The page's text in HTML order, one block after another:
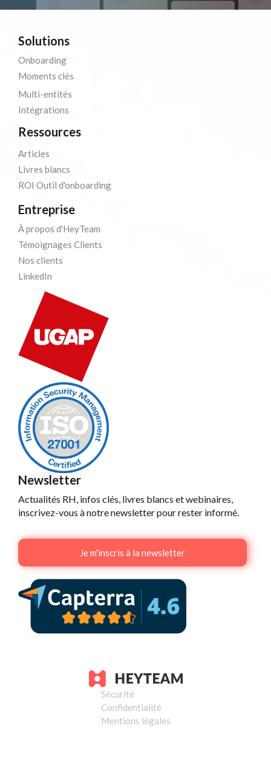
Solutions
Onboarding
Moments clés
Multi-entités
Intégrations
Ressources
Articles
Livres blancs
ROI Outil d'onboarding
Entreprise
À propos d'HeyTeam
Témoignages Clients
Nos clients
LinkedIn
Newsletter
Actualités RH, infos clés, livres blancs et webinaires,
inscrivez-vous à notre newsletter pour rester informé.
Je m'inscris à la newsletter
Sécurité
Confidentialité
Mentions légales